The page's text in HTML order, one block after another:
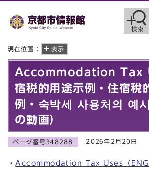
現在位置： 表示
Accommodation Tax
宿税的用途示例・住宿稅
例・숙박세 사용처의 예
の動画）
ページ番号348288 2026年2月20日
・ Accommodation Tax Uses（